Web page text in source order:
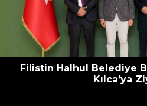
Filistin Halhul Belediye
Kılca’ya